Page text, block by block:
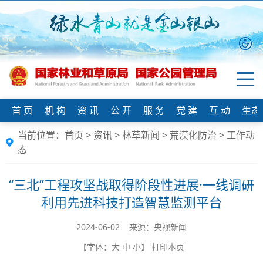
首 页 机 构 资 讯 公 开 服 务 党 建 互 动
生
当前位置： 首页 > 资讯>林草新闻 > 荒漠化防治 >工作动
态
“三北”工程攻坚战取得阶段性进展·一线调研
利用先进科技打造智慧监测平台
2024-06-02 来源：央视新闻
【字体： 大 中 小】 打印本页